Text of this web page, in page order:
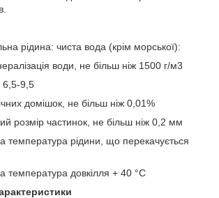
рідина: чиста вода (крім морської):
води, не більш ніж 1500 г/м3
6,5-9,5
домішок, не більш ніж 0,01%
розмір частинок, не більш ніж 0,2 мм
температура рідини, що перекачується
температура довкілля + 40 °C